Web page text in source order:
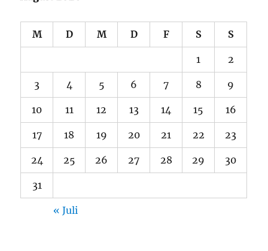
M D M D F S S
1 2
3 4 5 6 7 8 9
10 11 12 13 14 15 16
17 18 19 20 21 22 23
24 25 26 27 28 29 30
31
« Juli